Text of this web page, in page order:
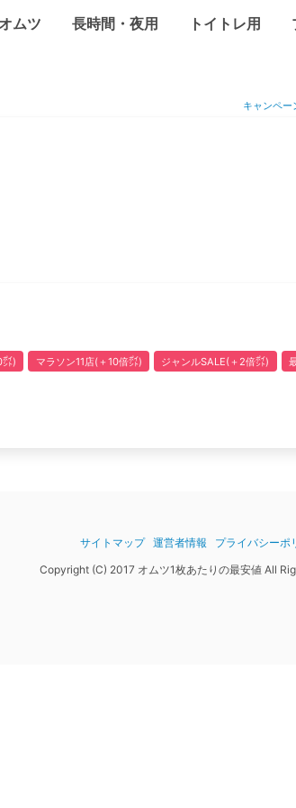
ムツ 長時間・夜用 トイトレ用
キャンペー
㌽) マラソン11店(＋10倍㌽) ジャンルSALE(＋2倍㌽)
サイトマップ 運営者情報
プライバシーポ
Copyright (C) 2017 オムツ1枚あたりの最安値 All